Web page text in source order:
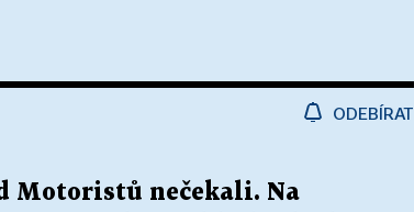
ODEBÍRAT
Motoristů nečekali. Na